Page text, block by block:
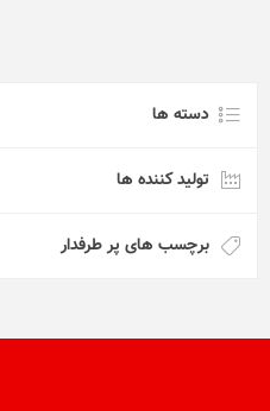
دسته ها
تولید کننده ها
برچسب های پر طرفدار